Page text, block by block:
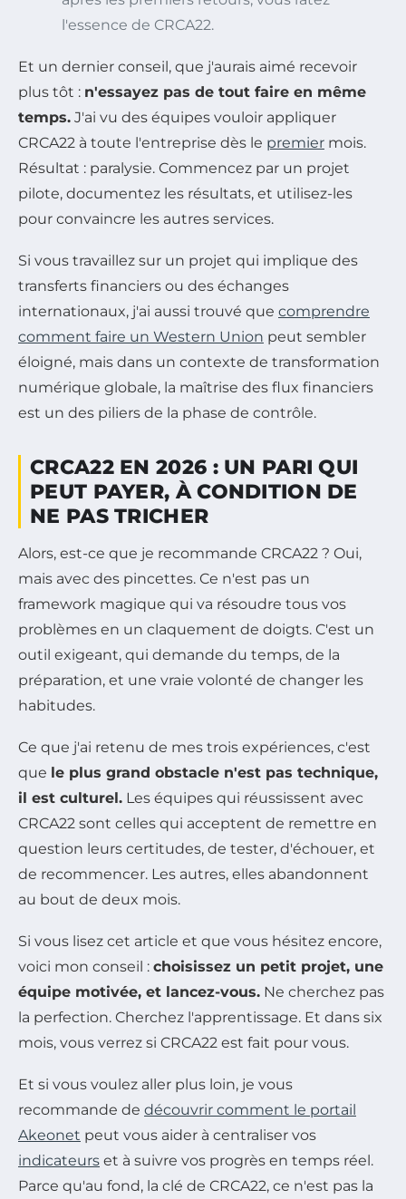
l'essence de CRCA22.
Et un dernier conseil, que j'aurais aimé recevoir
plus tôt : n'essayez pas de tout faire en même
temps. J'ai vu des équipes vouloir appliquer
CRCA22 à toute l'entreprise dès le premier mois.
Résultat : paralysie. Commencez par un projet
pilote, documentez les résultats, et utilisez-les
pour convaincre les autres services.
Si vous travaillez sur un projet qui implique des
transferts financiers ou des échanges
internationaux, j'ai aussi trouvé que comprendre
comment faire un Western Union peut sembler
éloigné, mais dans un contexte de transformation
numérique globale, la maîtrise des flux financiers
est un des piliers de la phase de contrôle.
CRCA22 EN 2026 : UN PARI QUI
PEUT PAYER, À CONDITION DE
NE PAS TRICHER
Alors, est-ce que je recommande CRCA22 ? Oui,
mais avec des pincettes. Ce n'est pas un
framework magique qui va résoudre tous vos
problèmes en un claquement de doigts. C'est un
outil exigeant, qui demande du temps, de la
préparation, et une vraie volonté de changer les
habitudes.
Ce que j'ai retenu de mes trois expériences, c'est
que le plus grand obstacle n'est pas technique,
il est culturel. Les équipes qui réussissent avec
CRCA22 sont celles qui acceptent de remettre en
question leurs certitudes, de tester, d'échouer, et
de recommencer. Les autres, elles abandonnent
au bout de deux mois.
Si vous lisez cet article et que vous hésitez encore,
voici mon conseil : choisissez un petit projet, une
équipe motivée, et lancez-vous. Ne cherchez pas
la perfection. Cherchez l'apprentissage. Et dans six
mois, vous verrez si CRCA22 est fait pour vous.
Et si vous voulez aller plus loin, je vous
recommande de découvrir comment le portail
Akeonet peut vous aider à centraliser vos
indicateurs et à suivre vos progrès en temps réel.
Parce qu'au fond, la clé de CRCA22, ce n'est pas la